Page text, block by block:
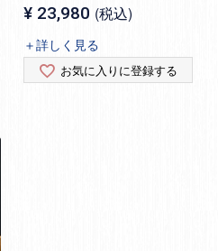
¥ 23,980 税込
＋詳しく見る
お気に入りに登録する